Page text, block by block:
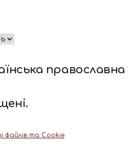
православна
файлів та Cookie